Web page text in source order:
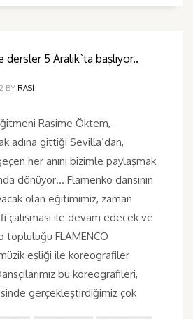
5 Aralık`ta başlıyor..
BY RASI
Rasime Öktem,
adına gittiği Sevilla’dan,
her anını bizimle paylaşmak
dönüyor… Flamenko dansının
olan eğitimimiz, zaman
çalışması ile devam edecek ve
FLAMENCO
müzik eşliği ile koreografiler
bu koreografileri,
gerçekleştirdiğimiz çok